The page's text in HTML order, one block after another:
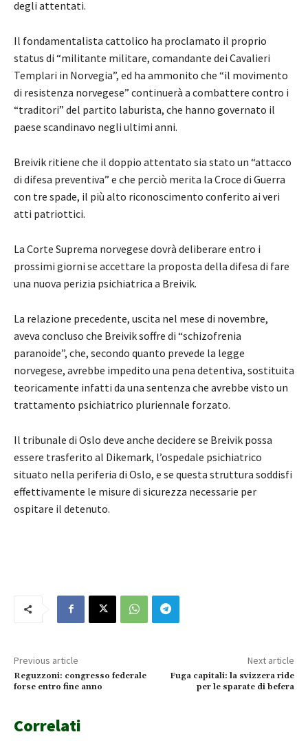
degli attentati.
Il fondamentalista cattolico ha proclamato il proprio
status di “militante militare, comandante dei Cavalieri
Templari in Norvegia”, ed ha ammonito che “il movimento
di resistenza norvegese” continuerà a combattere contro i
“traditori” del partito laburista, che hanno governato il
paese scandinavo negli ultimi anni.
Breivik ritiene che il doppio attentato sia stato un “attacco
di difesa preventiva” e che perciò merita la Croce di Guerra
con tre spade, il più alto riconoscimento conferito ai veri
atti patriottici.
La Corte Suprema norvegese dovrà deliberare entro i
prossimi giorni se accettare la proposta della difesa di fare
una nuova perizia psichiatrica a Breivik.
La relazione precedente, uscita nel mese di novembre,
aveva concluso che Breivik soffre di “schizofrenia
paranoide”, che, secondo quanto prevede la legge
norvegese, avrebbe impedito una pena detentiva, sostituita
teoricamente infatti da una sentenza che avrebbe visto un
trattamento psichiatrico pluriennale forzato.
Il tribunale di Oslo deve anche decidere se Breivik possa
essere trasferito al Dikemark, l’ospedale psichiatrico
situato nella periferia di Oslo, e se questa struttura soddisfi
effettivamente le misure di sicurezza necessarie per
ospitare il detenuto.
Previous article
Reguzzoni: congresso federale
forse entro fine anno
Next article
Fuga capitali: la svizzera ride
per le sparate di befera
Correlati